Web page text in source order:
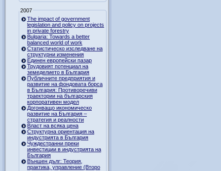
2007
The impact of government
legislation and policy on projects
in private forestry
Bulgaria: Towards a better
balanced world of work
Статистическо изследване на
структурни изменения
Единен европейски пазар
Трудовият потенциал на
земеделието в България
Публичните предприятия и
развитие на фондовата борса
в България: Противоречиви
траектории на българския
корпоративен модел
Догонващо икономическо
развитие на България –
стратегия и реалности
Власт на всяка цена
Структурна ориентация на
индустрията в България
Чуждестранни преки
инвестиции в индустрията на
България
Външен дълг: Теория,
практика, управление (Второ